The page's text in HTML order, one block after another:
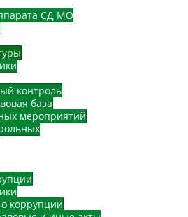
СД МО
контроль
база
мероприятий
коррупции